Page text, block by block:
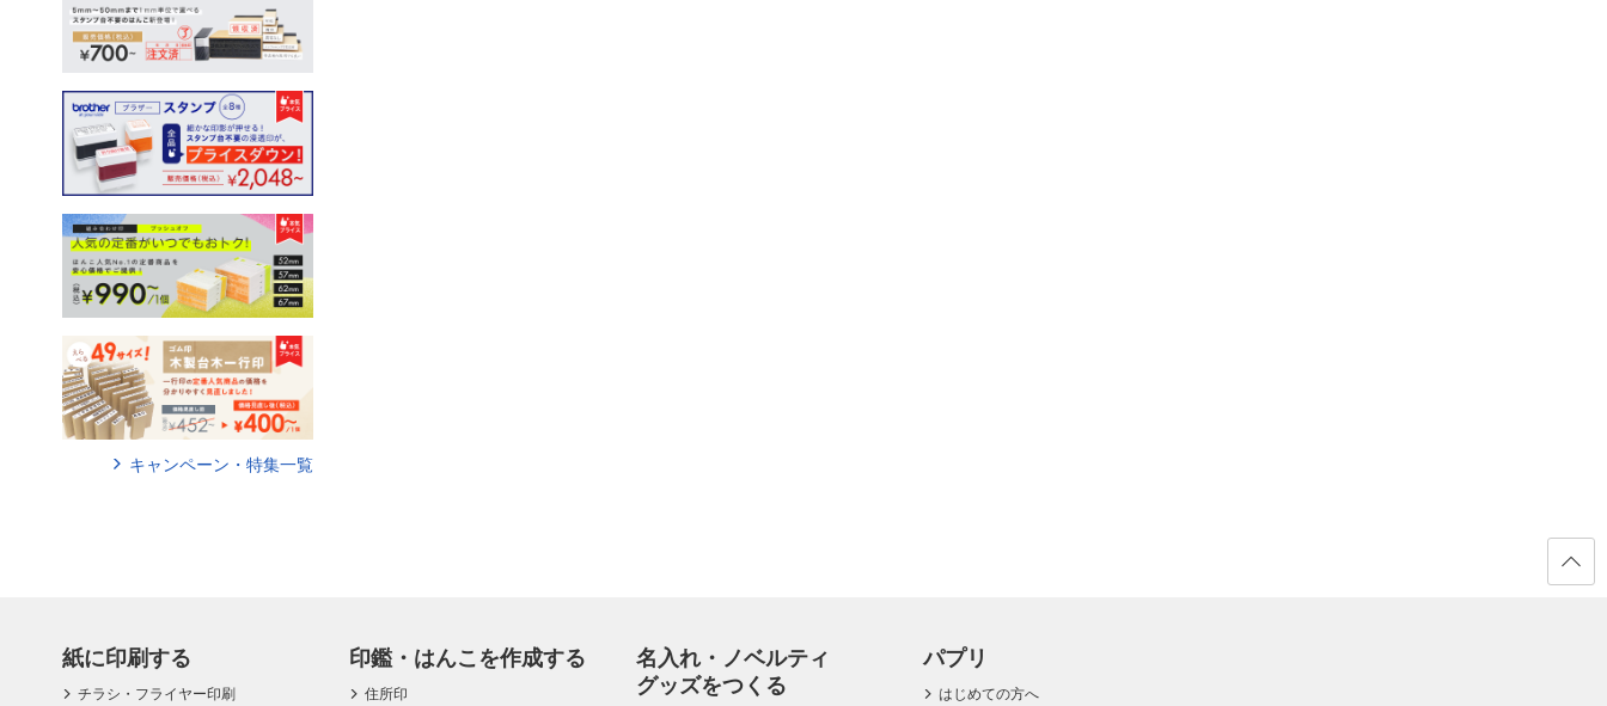
キャンペーン・特集一覧
紙に印刷する
チラシ・フライヤー印刷
印鑑・はんこを作成する
住所印
名入れ・ノベルティ
グッズをつくる
パプリ
はじめての方へ